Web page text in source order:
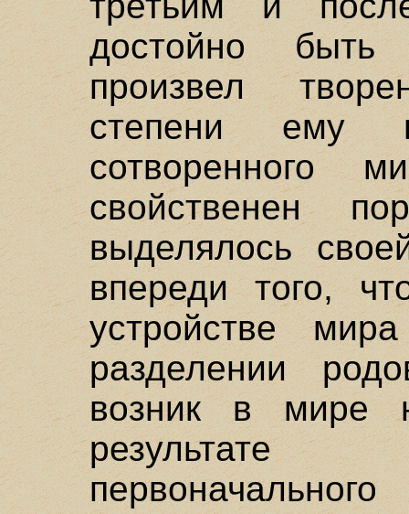
достойно
произвел
степени ему
сотворенного
свойственен
выделялось
впереди того,
устройстве
разделении
возник в мире